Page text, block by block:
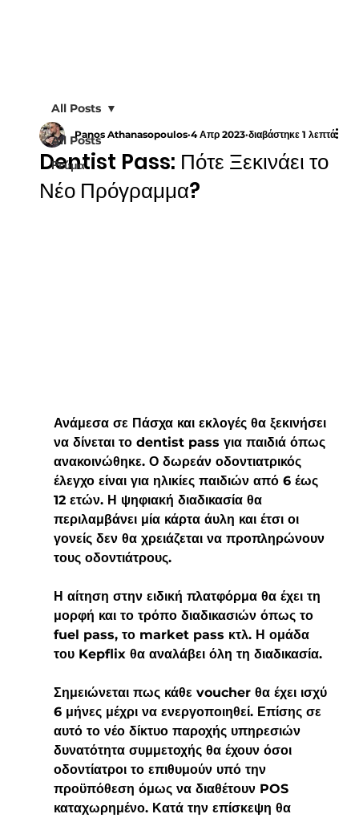
All Posts
Ρεύμα
All Posts
Dentist Pass: Πότε Ξεκινάει το
Νέο Πρόγραμμα?
Panos Athanasopoulos 4 Απρ 2023 διαβάστηκε 1 λεπτά
Ανάμεσα σε Πάσχα και εκλογές θα ξεκινήσει
να δίνεται το dentist pass για παιδιά όπως
ανακοινώθηκε. Ο δωρεάν οδοντιατρικός
έλεγχο είναι για ηλικίες παιδιών από 6 έως
12 ετών. Η ψηφιακή διαδικασία θα
περιλαμβάνει μία κάρτα άυλη και έτσι οι
γονείς δεν θα χρειάζεται να προπληρώνουν
τους οδοντιάτρους.
Η αίτηση στην ειδική πλατφόρμα θα έχει τη
μορφή και το τρόπο διαδικασιών όπως το
fuel pass, το market pass κτλ. Η ομάδα
του Kepflix θα αναλάβει όλη τη διαδικασία.
Σημειώνεται πως κάθε voucher θα έχει ισχύ
6 μήνες μέχρι να ενεργοποιηθεί. Επίσης σε
αυτό το νέο δίκτυο παροχής υπηρεσιών
δυνατότητα συμμετοχής θα έχουν όσοι
οδοντίατροι το επιθυμούν υπό την
προϋπόθεση όμως να διαθέτουν POS
καταχωρημένο. Κατά την επίσκεψη θα